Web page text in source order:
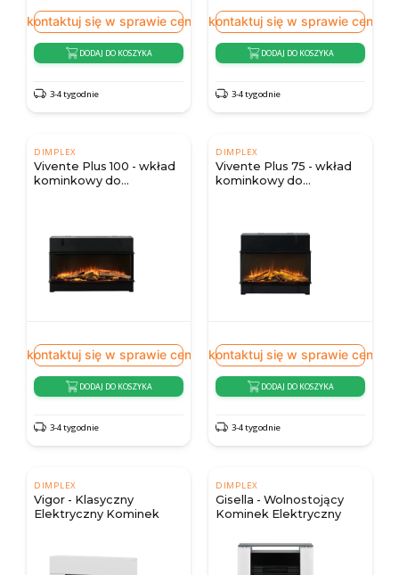
Skontaktuj się w sprawie ceny
DODAJ DO KOSZYKA
3-4 tygodnie
Skontaktuj się w sprawie ceny
DODAJ DO KOSZYKA
3-4 tygodnie
DIMPLEX
Vivente Plus 100 - wkład
kominkowy do
Skontaktuj się w sprawie ceny
DODAJ DO KOSZYKA
3-4 tygodnie
DIMPLEX
Vivente Plus 75 - wkład
kominkowy do
Skontaktuj się w sprawie ceny
DODAJ DO KOSZYKA
3-4 tygodnie
DIMPLEX
Vigor - Klasyczny
Elektryczny Kominek
DIMPLEX
Gisella - Wolnostojący
Kominek Elektryczny